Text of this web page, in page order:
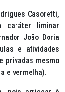
Casoretti,
caráter liminar
João Doria
e atividades
privadas mesmo
e vermelha).